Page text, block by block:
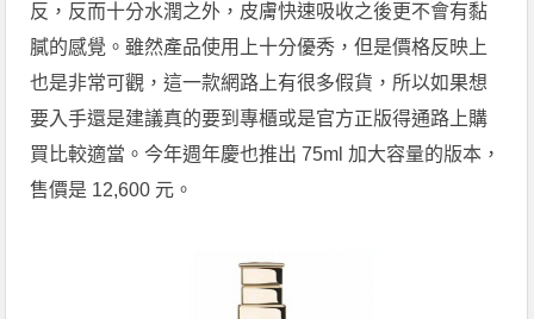
反，反而十分水潤之外，皮膚快速吸收之後更不會有黏
膩的感覺。雖然產品使用上十分優秀，但是價格反映上
也是非常可觀，這一款網路上有很多假貨，所以如果想
要入手還是建議真的要到專櫃或是官方正版得通路上購
買比較適當。今年週年慶也推出 75ml 加大容量的版本，
售價是 12,600 元。